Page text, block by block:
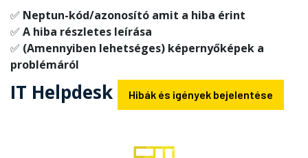
✅ Neptun-kód/azonosító amit a hiba érint
✅ A hiba részletes leírása
✅ (Amennyiben lehetséges) képernyőképek a
problémáról
IT Helpdesk Hibák és igények bejelentése